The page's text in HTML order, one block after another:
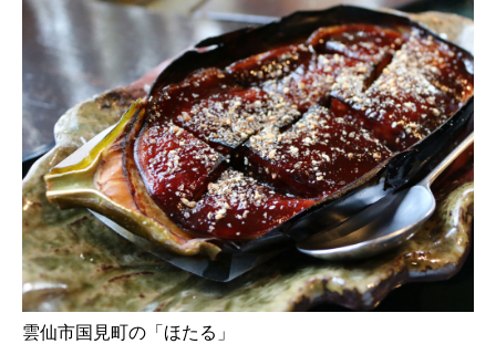
雲仙市国見町の「ほたる」